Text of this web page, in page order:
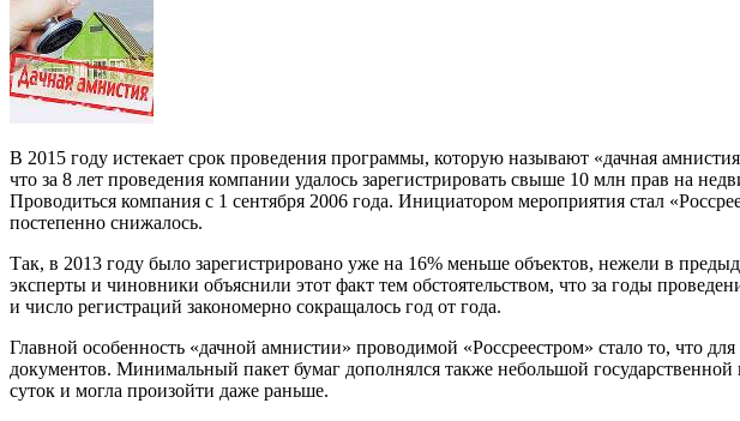
В 2015 году истекает срок проведения программы, которую называют «дачная
что за 8 лет проведения компании удалось зарегистрировать свыше 10 млн прав на
Проводиться компания с 1 сентября 2006 года. Инициатором мероприятия стал
постепенно снижалось.
Так, в 2013 году было зарегистрировано уже на 16% меньше объектов, нежели в
эксперты и чиновники объяснили этот факт тем обстоятельством, что за годы
и число регистраций закономерно сокращалось год от года.
Главной особенность «дачной амнистии» проводимой «Россреестром» стало то, что
документов. Минимальный пакет бумаг дополнялся также небольшой
суток и могла произойти даже раньше.